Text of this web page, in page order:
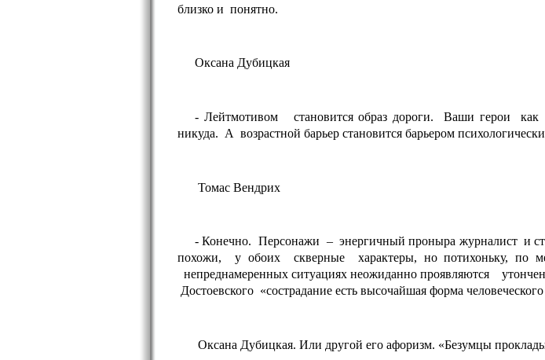
близко и понятно.
Оксана Дубицкая
- Лейтмотивом становится образ дороги. Ваши герои как
никуда. А возрастной барьер становится барьером
Томас Вендрих
- Конечно. Персонажи – энергичный проныра журналист и
похожи, у обоих скверные характеры, но потихоньку, по
непреднамеренных ситуациях неожиданно проявляются
Достоевского «сострадание есть высочайшая форма
Оксана Дубицкая. Или другой его афоризм. «Безумцы